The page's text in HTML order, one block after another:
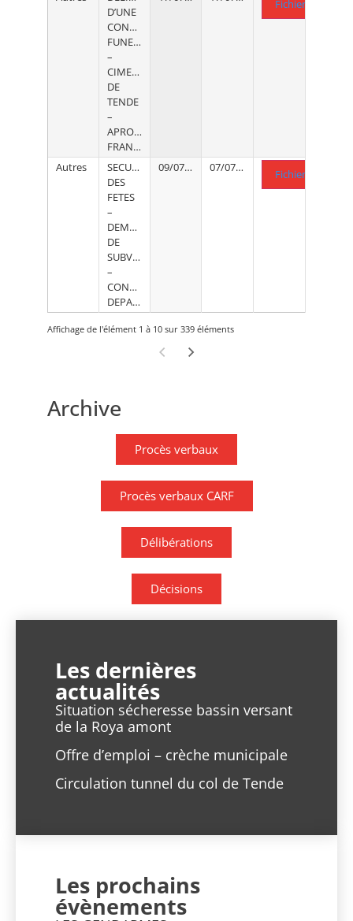
D’UNE
CONCESSION
FUNERAIRE
–
CIMETIERE
DE
TENDE
–
APROSIO
FRANCOISE
Fichier .PDF
Autres
SECURITE
DES
FETES
–
DEMANDE
DE
SUBVENTION
–
CONSEIL
DEPARTEMENTAL
09/07/2026 07/07/2026 Fichier .PDF
Affichage de l'élément 1 à 10 sur 339 éléments
Archive
Procès verbaux
Procès verbaux CARF
Délibérations
Décisions
Les dernières
actualités
Situation sécheresse bassin versant
de la Roya amont
Offre d’emploi – crèche municipale
Circulation tunnel du col de Tende
Les prochains
évènements